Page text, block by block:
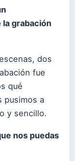
grabación
dos
fue
qué
pusimos a
y sencillo.
nos puedas